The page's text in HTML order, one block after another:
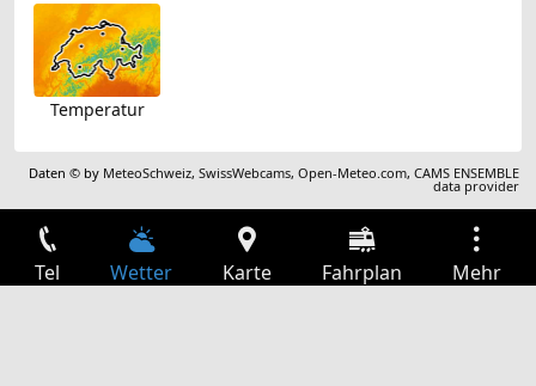
Temperatur
Daten © by MeteoSchweiz,SwissWebcams,Open-Meteo.com,CAMS ENSEMBLE
data provider
Tel Wetter Karte Fahrplan Mehr